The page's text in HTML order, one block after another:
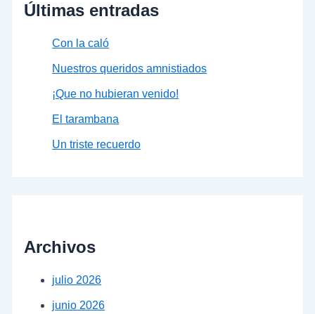
Últimas entradas
Con la caló
Nuestros queridos amnistiados
¡Que no hubieran venido!
El tarambana
Un triste recuerdo
Archivos
julio 2026
junio 2026